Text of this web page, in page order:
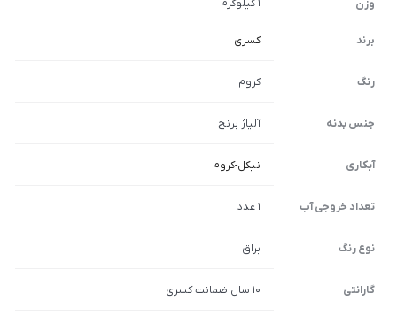
وزن 1 کیلوگرم
برند کسری
رنگ کروم
جنس بدنه آلیاژ برنج
آبکاری نیکل-کروم
تعداد خروجی آب 1 عدد
نوع رنگ براق
گارانتی 10 سال ضمانت کسری